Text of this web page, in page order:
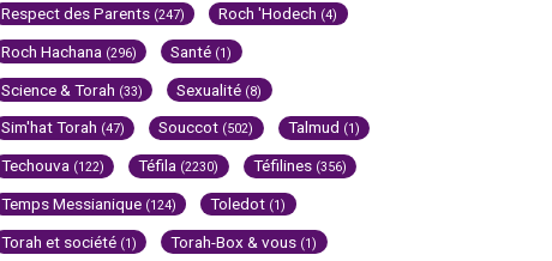
Respect des Parents (247) Roch 'Hodech (4)
Roch Hachana (296) Santé (1)
Science & Torah (33) Sexualité (8)
Sim'hat Torah (47) Souccot (502) Talmud (1)
Techouva (122) Téfila (2230) Téfilines (356)
Temps Messianique (124) Toledot (1)
Torah et société (1) Torah-Box & vous (1)